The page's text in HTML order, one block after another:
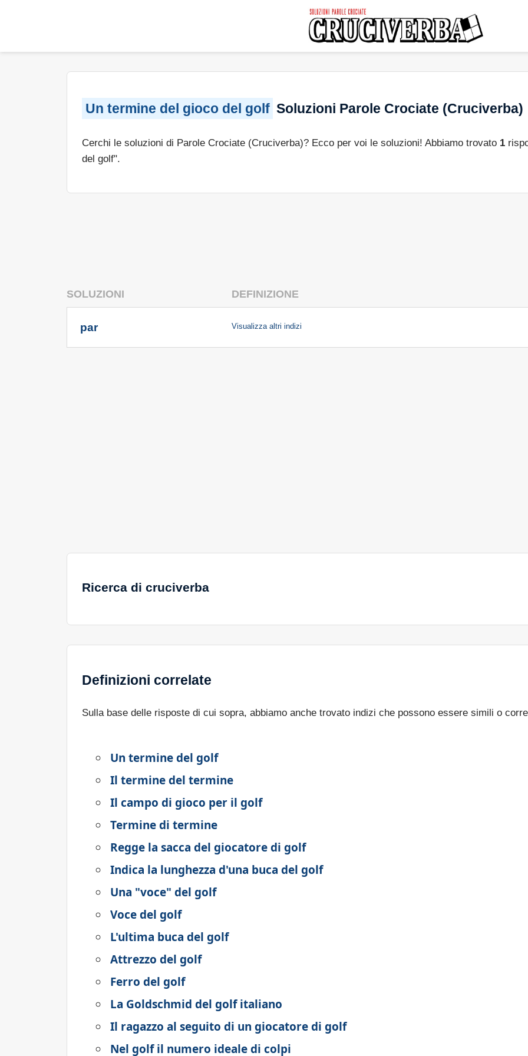
Un termine del gioco del golf Soluzioni Parole Crociate (Cruciverba)
Cerchi le soluzioni di Parole Crociate (Cruciverba)? Ecco per voi le soluzioni! Abbiamo trovato 1
del golf".
SOLUZIONI DEFINIZIONE
par Visualizza altri indizi
Ricerca di cruciverba
Definizioni correlate
Sulla base delle risposte di cui sopra, abbiamo anche trovato indizi che possono essere simili o
Un termine del golf
Il termine del termine
Il campo di gioco per il golf
Termine di termine
Regge la sacca del giocatore di golf
Indica la lunghezza d'una buca del golf
Una "voce" del golf
Voce del golf
L'ultima buca del golf
Attrezzo del golf
Ferro del golf
La Goldschmid del golf italiano
Il ragazzo al seguito di un giocatore di golf
Nel golf il numero ideale di colpi